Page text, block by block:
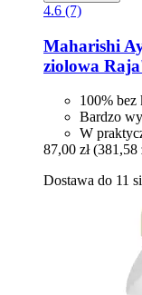
4.6 (7)
Maharishi
ziolowa
100% bez
Bardzo
W
87,00 zł (381,58
Dostawa do 11